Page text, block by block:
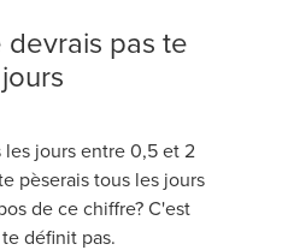
pas te
jours entre 0,5 et 2
pèserais tous les jours
de ce chiffre? C'est
définit pas.